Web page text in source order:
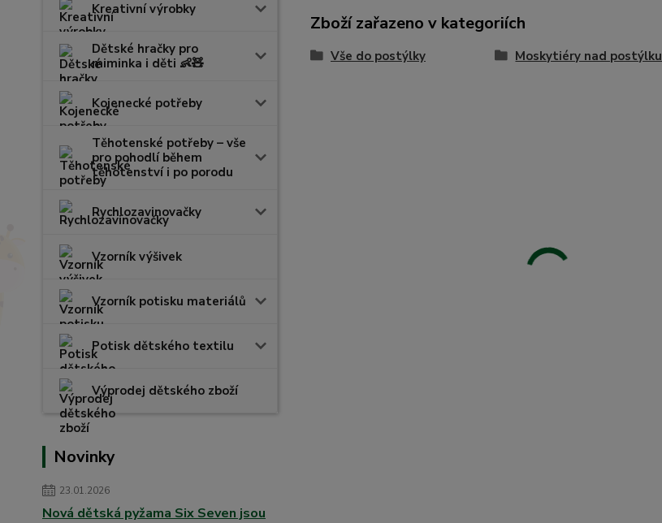
Kreativní výrobky
Dětské hračky pro
miminka i děti 👶🧸
Kojenecké potřeby
Těhotenské potřeby – vše
pro pohodlí během
těhotenství i po porodu
Rychlozavinovačky
Vzorník výšivek
Vzorník potisku materiálů
Potisk dětského textilu
Výprodej dětského zboží
Novinky
23.01.2026
Nová dětská pyžama Six Seven jsou
Zboží zařazeno v kategoriích
Vše do postýlky Moskytiéry nad postýlku